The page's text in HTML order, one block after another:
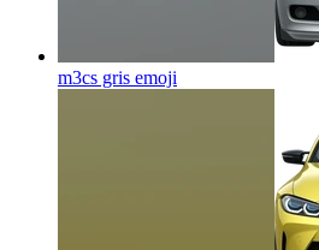
m3cs gris emoji